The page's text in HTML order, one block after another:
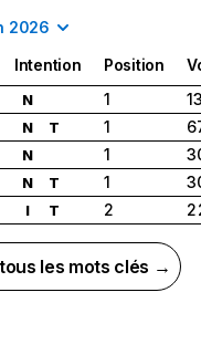
2026
Intention Position
N 1
N T 1
N 1
N T 1
I T 2 2
les mots clés →